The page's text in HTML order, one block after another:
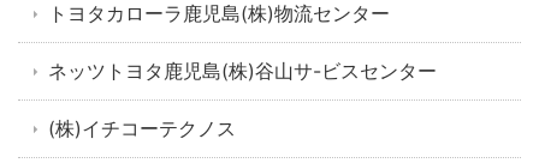
トヨタカローラ鹿児島(株)物流センター
ネッツトヨタ鹿児島(株)谷山サ-ビスセンター
(株)イチコーテクノス